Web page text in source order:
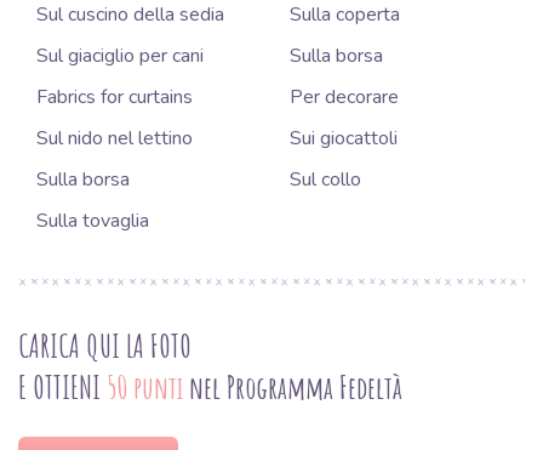
Sul cuscino della sedia
Sulla coperta
Sul giaciglio per cani
Sulla borsa
Fabrics for curtains
Per decorare
Sul nido nel lettino
Sui giocattoli
Sulla borsa
Sul collo
Sulla tovaglia
CARICA QUI LA FOTO
E OTTIENI 50 punti nel Programma Fedeltà